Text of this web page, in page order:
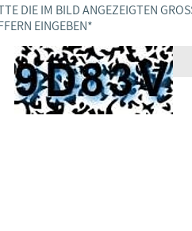
DIE IM BILD ANGEZEIGTEN
EINGEBEN *